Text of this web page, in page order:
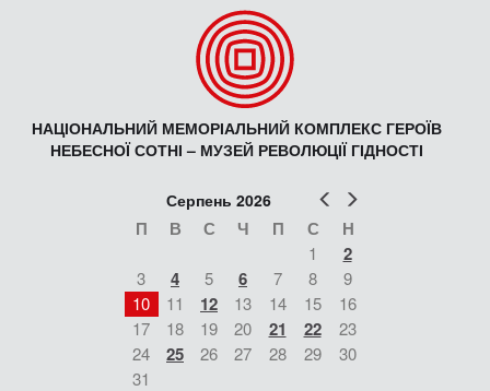
НАЦІОНАЛЬНИЙ МЕМОРІАЛЬНИЙ КОМПЛЕКС ГЕРОЇВ
НЕБЕСНОЇ СОТНІ – МУЗЕЙ РЕВОЛЮЦІЇ ГІДНОСТІ
Попер
Серпень 2026
П В С Ч П С Н
1 2
3 4 5 6 7 8
9
10
11 12 13 14 15
16
17
18 19 20 21 22
23
24
25 26 27 28 29
30
31